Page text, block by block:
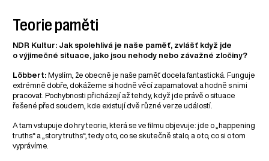
Teorie paměti
NDR Kultur: Jak spolehlivá je naše paměť, zvlášť když jde
o výjimečné situace, jako jsou nehody nebo závažné zločiny?
Löbbert: Myslím, že obecně je naše paměť docela fantastická. Funguje
extrémně dobře, dokážeme si hodně věcí zapamatovat a hodně s nimi
pracovat. Pochybnosti přicházejí až tehdy, když jde právě o situace
řešené před soudem, kde existují dvě různé verze událostí.
A tam vstupuje do hry teorie, která se ve filmu objevuje: jde o „happening
truths“ a „story truths“, tedy o to, co se skutečně stalo, a o to, co si o tom
vyprávíme.